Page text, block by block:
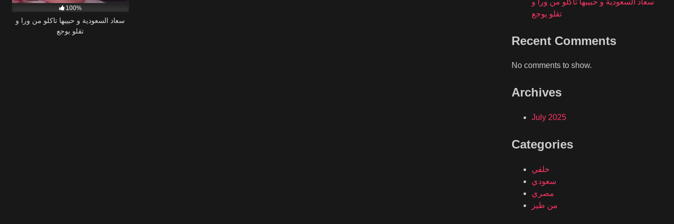
100%
سعاد السعودية و حبيبها تاكلو من ورا و
تقلو يوجع
تقلو يوجع
Recent Comments
No comments to show.
Archives
July 2025
Categories
خلفي
سعودي
مصري
من طيز